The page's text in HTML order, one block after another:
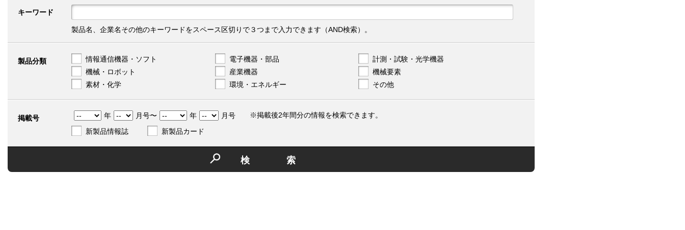
キーワード
製品名、企業名その他のキーワードをスペース区切りで３つまで入力できます（AND検索）。
製品分類 情報通信機器・ソフト 電子機器・部品
計測・試験・光学機器
機械・ロボット
産業機器
機械要素
素材・化学
環境・エネルギー その他
掲載号 年 月号〜 年
月号
新製品情報誌
新製品カード
※掲載後2年間分の情報を検索できます。
検索